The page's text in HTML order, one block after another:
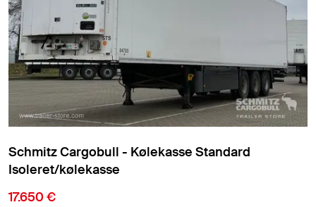
Schmitz Cargobull - Kølekasse Standard
Isoleret/kølekasse
17.650 €